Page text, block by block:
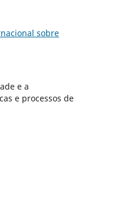
sobre
e a
e processos de